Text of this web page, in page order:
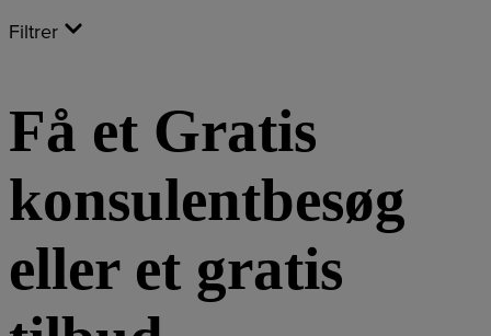
Filtrer
Få et Gratis
konsulentbesøg
eller et gratis